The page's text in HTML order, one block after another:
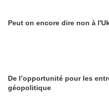
Peut on encore dire non à
De l’opportunité pour les
géopolitique